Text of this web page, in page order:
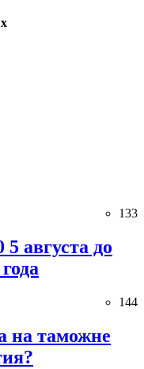
133
августа до
144
на таможне